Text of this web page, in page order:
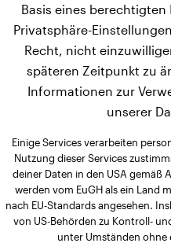
Basis eines
Privatsphäre-
Recht, nicht
späteren Zeitpunkt zu
Informationen zur
unserer
Einige Services verarbeiten
Nutzung dieser Services
deiner Daten in den USA gemäß
werden vom EuGH als ein Land
nach EU-Standards angesehen.
von US-Behörden zu Kontroll-
unter Umständen ohne